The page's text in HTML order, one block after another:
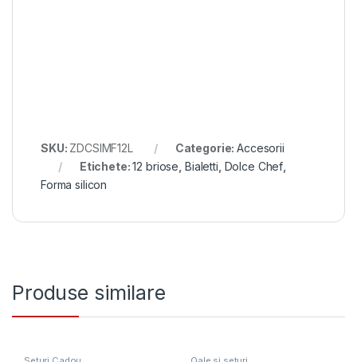
SKU: ZDCSIMF12L Categorie:Accesorii
Etichete:12 briose Bialetti Dolce Chef
Forma silicon
Produse similare